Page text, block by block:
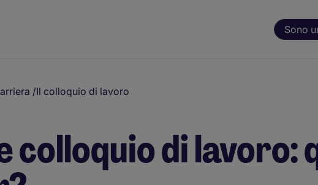
Sono
/Il colloquio di lavoro
colloquio di lavoro: